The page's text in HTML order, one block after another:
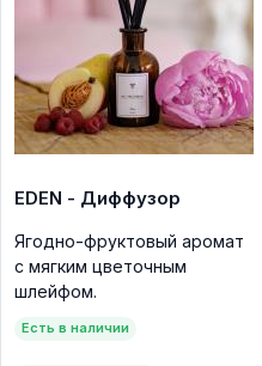
EDEN - Диффузор
Ягодно-фруктовый аромат
с мягким цветочным
шлейфом.
Есть в наличии